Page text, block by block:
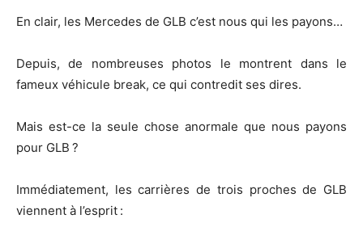
En clair, les Mercedes de GLB c’est nous qui les payons…
Depuis, de nombreuses photos le montrent dans le
fameux véhicule break, ce qui contredit ses dires.
Mais est-ce la seule chose anormale que nous payons
pour GLB ?
Immédiatement, les carrières de trois proches de GLB
viennent à l’esprit :